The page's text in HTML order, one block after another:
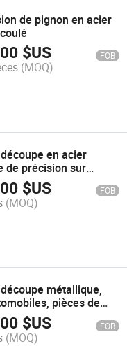
de pignon en acier
$US FOB
(MOQ)
en acier
de précision sur
$US FOB
(MOQ)
métallique,
pièces de
pièces de
$US FOB
(MOQ)